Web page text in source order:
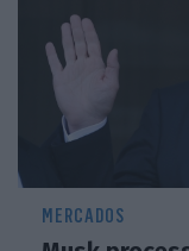
MERCADOS